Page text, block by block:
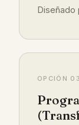
Diseñado
OPCIÓN 03